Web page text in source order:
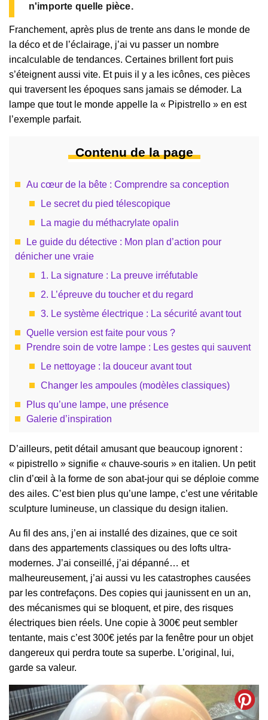
n'importe quelle pièce.
Franchement, après plus de trente ans dans le monde de
la déco et de l’éclairage, j’ai vu passer un nombre
incalculable de tendances. Certaines brillent fort puis
s’éteignent aussi vite. Et puis il y a les icônes, ces pièces
qui traversent les époques sans jamais se démoder. La
lampe que tout le monde appelle la « Pipistrello » en est
l’exemple parfait.
Contenu de la page
Au cœur de la bête : Comprendre sa conception
Le secret du pied télescopique
La magie du méthacrylate opalin
Le guide du détective : Mon plan d’action pour
dénicher une vraie
1. La signature : La preuve irréfutable
2. L’épreuve du toucher et du regard
3. Le système électrique : La sécurité avant tout
Quelle version est faite pour vous ?
Prendre soin de votre lampe : Les gestes qui sauvent
Le nettoyage : la douceur avant tout
Changer les ampoules (modèles classiques)
Plus qu’une lampe, une présence
Galerie d’inspiration
D’ailleurs, petit détail amusant que beaucoup ignorent :
« pipistrello » signifie « chauve-souris » en italien. Un petit
clin d’œil à la forme de son abat-jour qui se déploie comme
des ailes. C’est bien plus qu’une lampe, c’est une véritable
sculpture lumineuse, un classique du design italien.
Au fil des ans, j’en ai installé des dizaines, que ce soit
dans des appartements classiques ou des lofts ultra-
modernes. J’ai conseillé, j’ai dépanné… et
malheureusement, j’ai aussi vu les catastrophes causées
par les contrefaçons. Des copies qui jaunissent en un an,
des mécanismes qui se bloquent, et pire, des risques
électriques bien réels. Une copie à 300€ peut sembler
tentante, mais c’est 300€ jetés par la fenêtre pour un objet
dangereux qui perdra toute sa superbe. L’original, lui,
garde sa valeur.